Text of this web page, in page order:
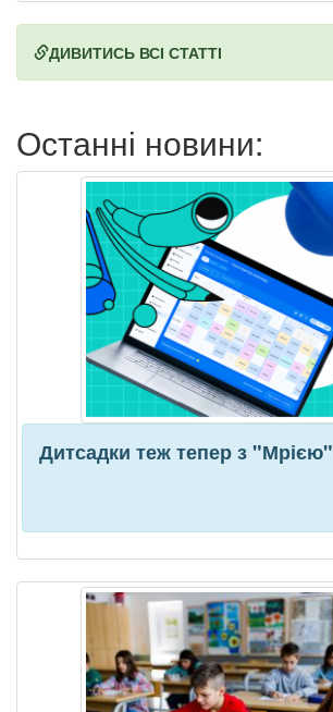
ДИВИТИСЬ ВСІ СТАТТІ
Останні новини:
Дитсадки теж тепер з "Мрією"